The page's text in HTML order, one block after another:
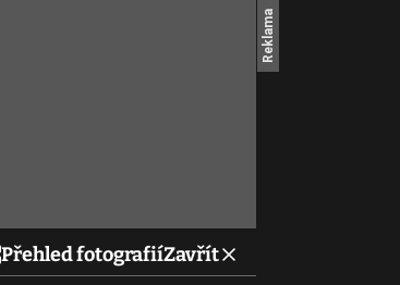
Přehled fotografiíZavřít